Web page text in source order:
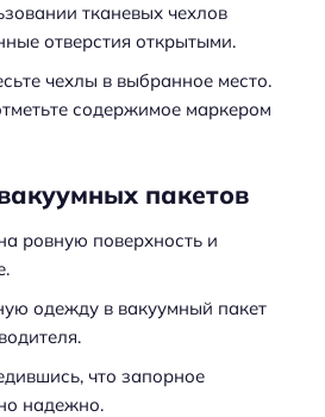
тканевых чехлов
отверстия открытыми.
чехлы в выбранное место.
содержимое маркером
пакетов
ровную поверхность и
одежду в вакуумный пакет
что запорное
надежно.